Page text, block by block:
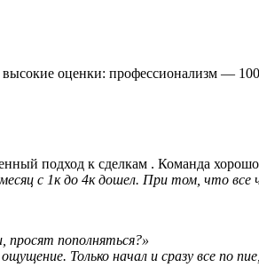
оценки: профессионализм —
подход к сделкам . Команда
с 1к до 4к дошел. При том, что все
просят пополняться?»
Только начал и сразу все по пи